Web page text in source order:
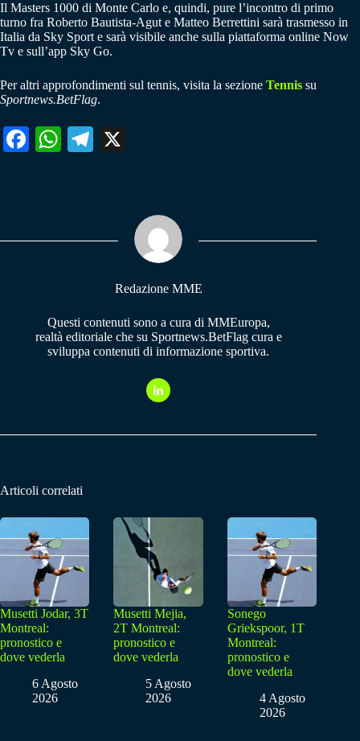
Il Masters 1000 di Monte Carlo e, quindi, pure l’incontro di primo
turno fra Roberto Bautista-Agut e Matteo Berrettini sarà trasmesso in
Italia da Sky Sport e sarà visibile anche sulla piattaforma online Now
Tv e sull’app Sky Go.
Per altri approfondimenti sul tennis, visita la sezione Tennis su
Sportnews.BetFlag.
Fa W
pp
Te
m
Redazione MME
Questi contenuti sono a cura di MMEuropa,
realtà editoriale che su Sportnews.BetFlag cura e
sviluppa contenuti di informazione sportiva.
Articoli correlati
Musetti Jodar, 3T
Montreal:
pronostico e
dove vederla
6 Agosto
2026
Musetti Mejia,
2T Montreal:
pronostico e
dove vederla
5 Agosto
2026
Sonego
Griekspoor, 1T
Montreal:
pronostico e
dove vederla
4 Agosto
2026